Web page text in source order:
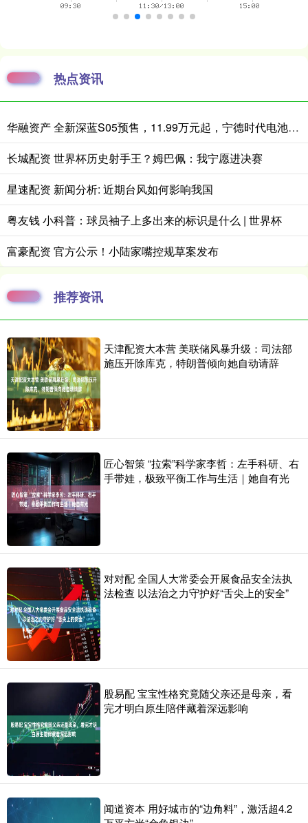
热点资讯
华融资产 全新深蓝S05预售，11.99万元起，宁德时代电池+620km续航
长城配资 世界杯历史射手王？姆巴佩：我宁愿进决赛
星速配资 新闻分析: 近期台风如何影响我国
粤友钱 小科普：球员袖子上多出来的标识是什么 | 世界杯
富豪配资 官方公示！小陆家嘴控规草案发布
推荐资讯
天津配资大本营 美联储风暴升级：司法部
施压开除库克，特朗普倾向她自动请辞
匠心智策 “拉索”科学家李哲：左手科研、右
手带娃，极致平衡工作与生活｜她自有光
对对配 全国人大常委会开展食品安全法执
法检查 以法治之力守护好“舌尖上的安全”
股易配 宝宝性格究竟随父亲还是母亲，看
完才明白原生陪伴藏着深远影响
闻道资本 用好城市的“边角料”，激活超4.2